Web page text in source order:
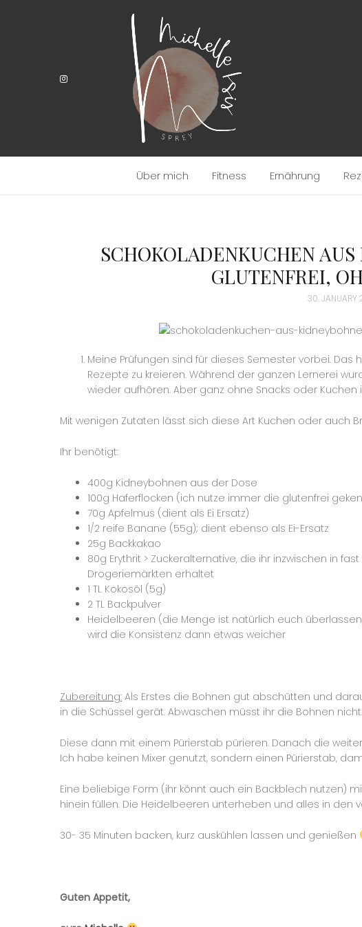
Über mich Fitness Ernährung
SCHOKOLADENKUCHEN
GLUTENFREI,
30. JANUARY
Meine Prüfungen sind für dieses Semester vorbei.
Rezepte zu kreieren. Während der ganzen Lernerei
wieder aufhören. Aber ganz ohne Snacks oder
Mit wenigen Zutaten lässt sich diese Art Kuchen oder auch
Ihr benötigt:
400g Kidneybohnen aus der Dose
100g Haferflocken (ich nutze immer die glutenfrei
70g Apfelmus (dient als Ei Ersatz)
1/2 reife Banane (55g); dient ebenso als Ei-Ersatz
25g Backkakao
80g Erythrit > Zuckeralternative, die ihr inzwischen in
Drogeriemärkten erhaltet
1 TL Kokosöl (5g)
2 TL Backpulver
Heidelbeeren (die Menge ist natürlich euch
wird die Konsistenz dann etwas weicher
Zubereitung: Als Erstes die Bohnen gut abschütten und
in die Schüssel gerät. Abwaschen müsst ihr die Bohnen nicht.
Diese dann mit einem Pürierstab pürieren. Danach die
Ich habe keinen Mixer genutzt, sondern einen Pürierstab,
Eine beliebige Form (ihr könnt auch ein Backblech nutzen)
hinein füllen. Die Heidelbeeren unterheben und alles in den
30- 35 Minuten backen, kurz auskühlen lassen und genießen
Guten Appetit,